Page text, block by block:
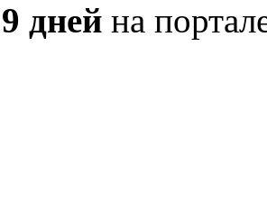
дней на